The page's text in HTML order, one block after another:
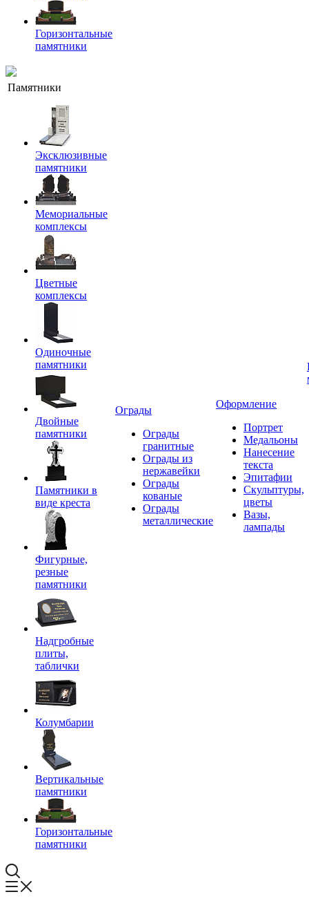
Горизонтальные
памятники
Памятники
Эксклюзивные
памятники
Мемориальные
комплексы
Цветные
комплексы
Одиночные
памятники
Двойные
памятники
Памятники в
виде креста
Фигурные,
резные
памятники
Надгробные
плиты,
таблички
Колумбарии
Вертикальные
памятники
Горизонтальные
памятники
Ограды
Ограды
гранитные
Ограды из
нержавейки
Ограды
кованые
Ограды
металлические
Оформление
Портрет
Медальоны
Нанесение
текста
Эпитафии
Скульптуры,
цветы
Вазы,
лампады